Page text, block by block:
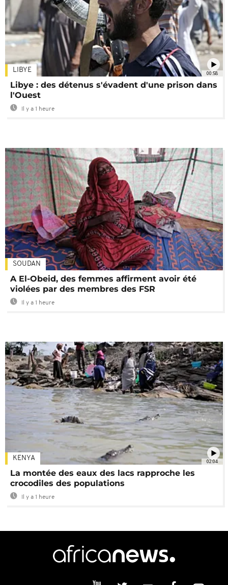
00:58
LIBYE
Libye : des détenus s'évadent d'une prison dans
l'Ouest
Il y a 1 heure
SOUDAN
A El-Obeid, des femmes affirment avoir été
violées par des membres des FSR
Il y a 1 heure
02:04
KENYA
La montée des eaux des lacs rapproche les
crocodiles des populations
Il y a 1 heure